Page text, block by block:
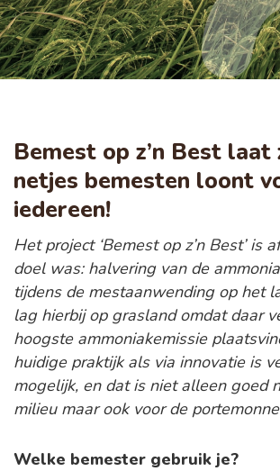
Bemest op z’n Best laat
netjes bemesten loont
iedereen!
Het project ‘Bemest op z’n Best’ is
doel was: halvering van de
tijdens de mestaanwending op het
lag hierbij op grasland omdat daar
hoogste ammoniakemissie
huidige praktijk als via innovatie is
mogelijk, en dat is niet alleen goed
milieu maar ook voor de
Welke bemester gebruik je?